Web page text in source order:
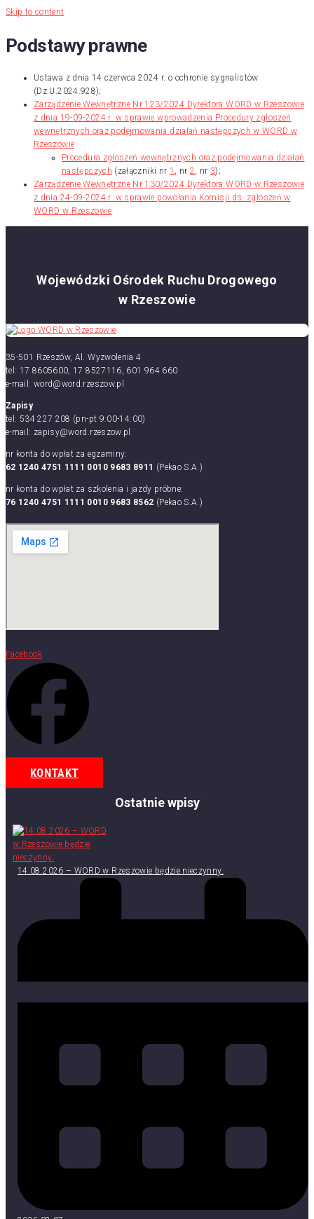
Skip to content
Podstawy prawne
Ustawa z dnia 14 czerwca 2024 r. o ochronie sygnalistów
(Dz.U.2024.928);
Zarządzenie Wewnętrzne Nr 123/2024 Dyrektora WORD w Rzeszowie
z dnia 19-09-2024 r. w sprawie wprowadzenia Procedury zgłoszeń
wewnętrznych oraz podejmowania działań następczych w WORD w
Rzeszowie
Procedura zgłoszeń wewnętrznych oraz podejmowania działań
następczych (załączniki nr 1 , nr 2, nr 3);
Zarządzenie Wewnętrzne Nr 130/2024 Dyrektora WORD w Rzeszowie
z dnia 24-09-2024 r. w sprawie powołania Komisji ds. zgłoszeń w
WORD w Rzeszowie
Wojewódzki Ośrodek Ruchu Drogowego
w Rzeszowie
35-501 Rzeszów, Al. Wyzwolenia 4
tel: 17 8605600, 17 8527116, 601 964 660
e-mail: word@word.rzeszow.pl
Zapisy
tel: 534 227 208 (pn-pt 9:00-14:00)
e-mail: zapisy@word.rzeszow.pl
nr konta do wpłat za egzaminy:
62 1240 4751 1111 0010 9683 8911 (Pekao S.A.)
nr konta do wpłat za szkolenia i jazdy próbne:
76 1240 4751 1111 0010 9683 8562 (Pekao S.A.)
Facebook
KONTAKT
Ostatnie wpisy
14.08.2026 – WORD w Rzeszowie będzie nieczynny.